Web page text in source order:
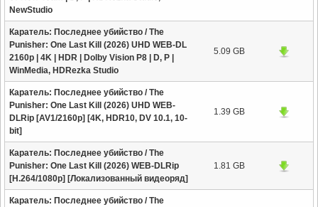
NewStudio
Каратель: Последнее убийство / The
Punisher: One Last Kill (2026) UHD WEB-DL
2160p | 4K | HDR | Dolby Vision P8 | D, P |
WinMedia, HDRezka Studio
5.09 GB
Каратель: Последнее убийство / The
Punisher: One Last Kill (2026) UHD WEB-
DLRip [AV1/2160p] [4K, HDR10, DV 10.1, 10-
bit]
1.39 GB
Каратель: Последнее убийство / The
Punisher: One Last Kill (2026) WEB-DLRip
[H.264/1080p] [Локализованный видеоряд]
1.81 GB
Каратель: Последнее убийство / The